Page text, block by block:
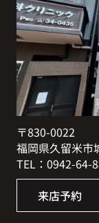
〒830-0022
福岡県久留米市
TEL：0942-64-
来店予約